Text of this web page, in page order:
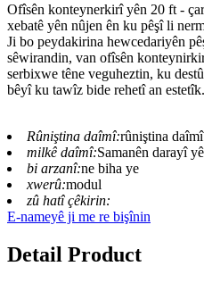
Ofîsên konteynerkirî yên 20 ft -
xebatê yên nûjen ên ku pêşî li
Ji bo peydakirina hewcedariyên
sêwirandin, van ofîsên
serbixwe têne veguheztin, ku
bêyî ku tawîz bide rehetî an estetîk.
Rûniştina daîmî:rûniştina daîmî
milkê daîmî:Samanên darayî
bi arzanî:ne biha ye
xwerû:modul
zû hatî çêkirin:
E-nameyê ji me re bişînin
Detail Product